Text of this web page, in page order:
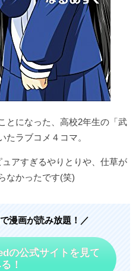
とになった、高校2年生の「武
たラブコメ４コマ。
アすぎるやりとりや、仕草が
なかったです(笑)
漫画が読み放題！／
の公式サイトを見て
！